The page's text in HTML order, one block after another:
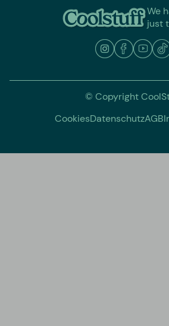
We
just
© Copyright
CookiesDatenschutzAGB